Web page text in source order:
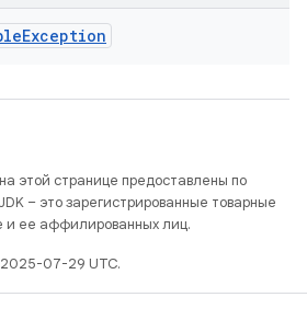
Exception
этой странице предоставлены по
– это зарегистрированные товарные
и ее аффилированных лиц.
07-29 UTC.